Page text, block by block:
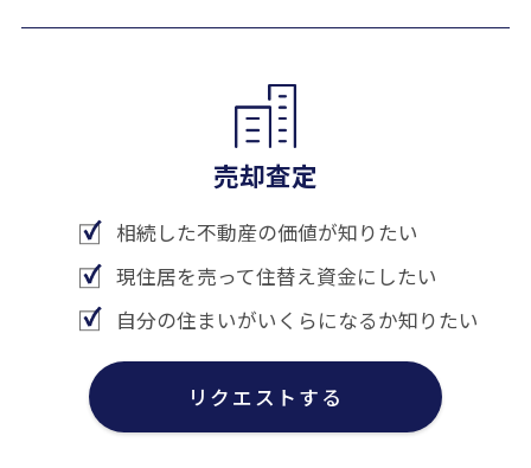
売却査定
相続した不動産の価値が知りたい
現住居を売って住替え資金にしたい
自分の住まいがいくらになるか知りたい
リクエストする